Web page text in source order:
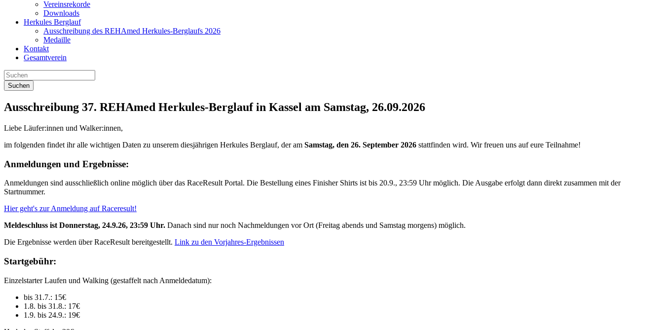
Vereinsrekorde
Downloads
Herkules Berglauf
Ausschreibung des REHAmed Herkules-Berglaufs 2026
Medaille
Kontakt
Gesamtverein
Suchen
Ausschreibung 37. REHAmed Herkules-Berglauf in Kassel am Samstag, 26.09.2026
Liebe Läufer:innen und Walker:innen,
im folgenden findet ihr alle wichtigen Daten zu unserem diesjährigen Herkules Berglauf, der am Samstag, den 26. September 2026 stattfinden wird. Wir freuen uns auf eure Teilnahme!
Anmeldungen und Ergebnisse:
Anmeldungen sind ausschließlich online möglich über das RaceResult Portal. Die Bestellung eines Finisher Shirts ist bis 20.9., 23:59 Uhr möglich. Die Ausgabe erfolgt dann direkt zusammen mit der
Startnummer.
Hier geht's zur Anmeldung auf Raceresult!
Meldeschluss ist Donnerstag, 24.9.26, 23:59 Uhr. Danach sind nur noch Nachmeldungen vor Ort (Freitag abends und Samstag morgens) möglich.
Die Ergebnisse werden über RaceResult bereitgestellt. Link zu den Vorjahres-Ergebnissen
Startgebühr:
Einzelstarter Laufen und Walking (gestaffelt nach Anmeldedatum):
bis 31.7.: 15€
1.8. bis 31.8.: 17€
1.9. bis 24.9.: 19€